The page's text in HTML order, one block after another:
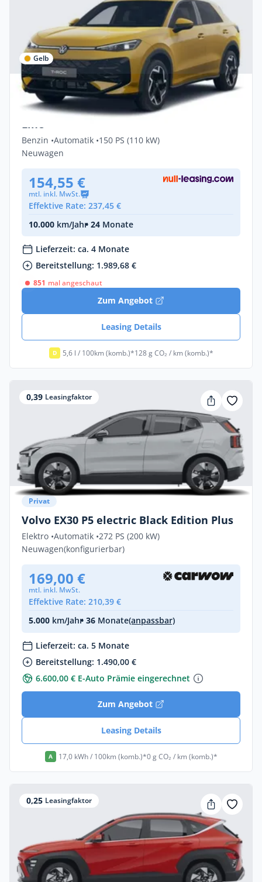
Gelb
Privat & Gewerbe
Volkswagen T-Roc 1.5 eTSI OPF DSG R-
Line
Benzin •Automatik •150 PS (110 kW)
Neuwagen
154,55 €
mtl. inkl. MwSt.
Effektive Rate: 237,45 €
10.000 km/Jahr• 24 Monate
Lieferzeit: ca. 4 Monate
Bereitstellung: 1.989,68 €
851 mal angeschaut
Zum Angebot
Leasing Details
D 5,6 l / 100km (komb.)*128 g CO₂ / km (komb.)*
0,39 Leasingfaktor
Privat
Volvo EX30 P5 electric Black Edition Plus
Elektro •Automatik •272 PS (200 kW)
Neuwagen(konfigurierbar)
169,00 €
mtl. inkl. MwSt.
Effektive Rate: 210,39 €
5.000 km/Jahr• 36 Monate(anpassbar)
Lieferzeit: ca. 5 Monate
Bereitstellung: 1.490,00 €
6.600,00 € E-Auto Prämie eingerechnet
Zum Angebot
Leasing Details
A 17,0 kWh / 100km (komb.)*0 g CO₂ / km (komb.)*
0,25 Leasingfaktor